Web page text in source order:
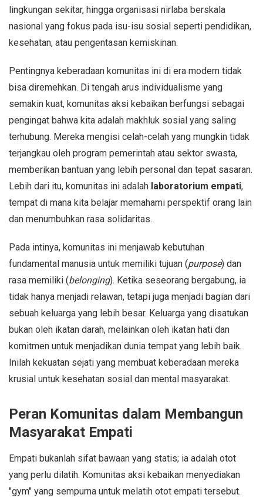
lingkungan sekitar, hingga organisasi nirlaba berskala
nasional yang fokus pada isu-isu sosial seperti pendidikan,
kesehatan, atau pengentasan kemiskinan.
Pentingnya keberadaan komunitas ini di era modern tidak
bisa diremehkan. Di tengah arus individualisme yang
semakin kuat, komunitas aksi kebaikan berfungsi sebagai
pengingat bahwa kita adalah makhluk sosial yang saling
terhubung. Mereka mengisi celah-celah yang mungkin tidak
terjangkau oleh program pemerintah atau sektor swasta,
memberikan bantuan yang lebih personal dan tepat sasaran.
Lebih dari itu, komunitas ini adalah laboratorium empati,
tempat di mana kita belajar memahami perspektif orang lain
dan menumbuhkan rasa solidaritas.
Pada intinya, komunitas ini menjawab kebutuhan
fundamental manusia untuk memiliki tujuan (purpose) dan
rasa memiliki (belonging). Ketika seseorang bergabung, ia
tidak hanya menjadi relawan, tetapi juga menjadi bagian dari
sebuah keluarga yang lebih besar. Keluarga yang disatukan
bukan oleh ikatan darah, melainkan oleh ikatan hati dan
komitmen untuk menjadikan dunia tempat yang lebih baik.
Inilah kekuatan sejati yang membuat keberadaan mereka
krusial untuk kesehatan sosial dan mental masyarakat.
Peran Komunitas dalam Membangun
Masyarakat Empati
Empati bukanlah sifat bawaan yang statis; ia adalah otot
yang perlu dilatih. Komunitas aksi kebaikan menyediakan
"gym" yang sempurna untuk melatih otot empati tersebut.